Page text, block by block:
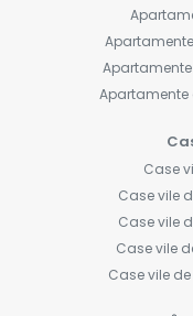
Apartamente
Case
Case vile
Case vile
Case vile
Case vile